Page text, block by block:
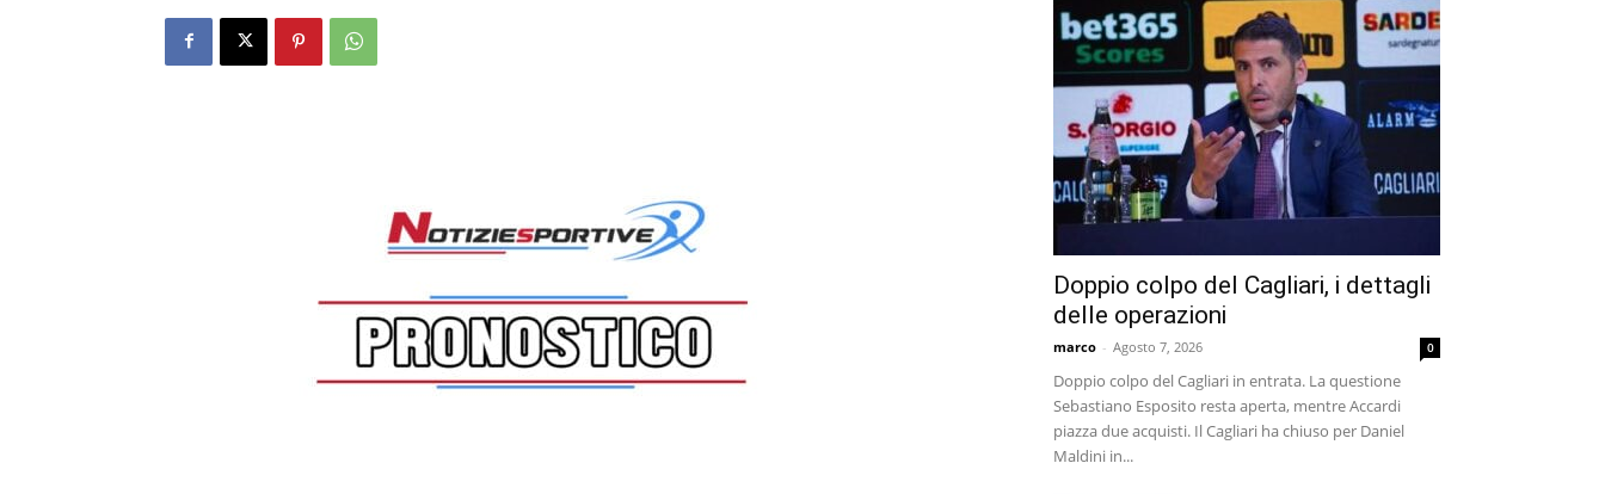
Doppio colpo del Cagliari, i dettagli
delle operazioni
marco - Agosto 7, 2026 0
Doppio colpo del Cagliari in entrata. La questione
Sebastiano Esposito resta aperta, mentre Accardi
piazza due acquisti. Il Cagliari ha chiuso per Daniel
Maldini in...